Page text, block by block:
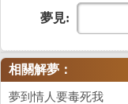
夢見:
相關解夢：
夢到情人要毒死我